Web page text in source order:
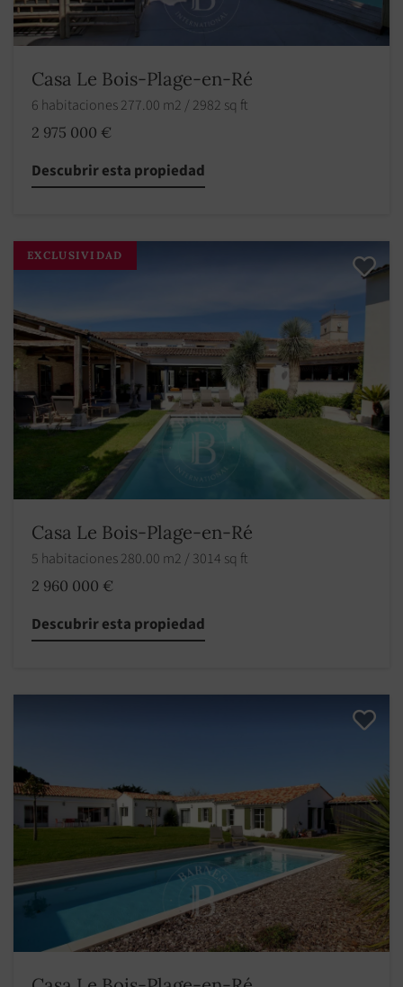
Casa Le Bois-Plage-en-Ré
6 habitaciones 277.00 m2 / 2982 sq ft
2 975 000 €
Descubrir esta propiedad
EXCLUSIVIDAD
Casa Le Bois-Plage-en-Ré
5 habitaciones 280.00 m2 / 3014 sq ft
2 960 000 €
Descubrir esta propiedad